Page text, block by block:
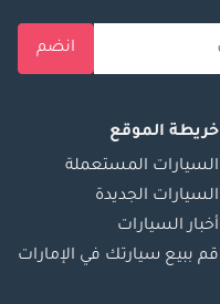
انضم
خريطة الموقع
السيارات المستعملة
السيارات الجديدة
أخبار السيارات
قم ببيع سيارتك في الإمارات